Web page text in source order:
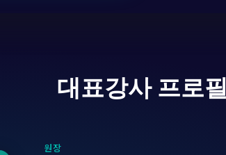
대표강사 프로필
원장